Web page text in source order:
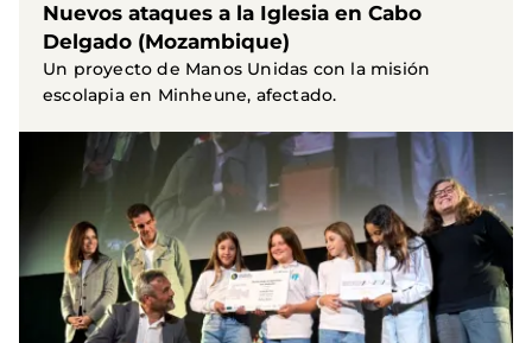
Nuevos ataques a la Iglesia en Cabo
Delgado (Mozambique)
Un proyecto de Manos Unidas con la misión
escolapia en Minheune, afectado.